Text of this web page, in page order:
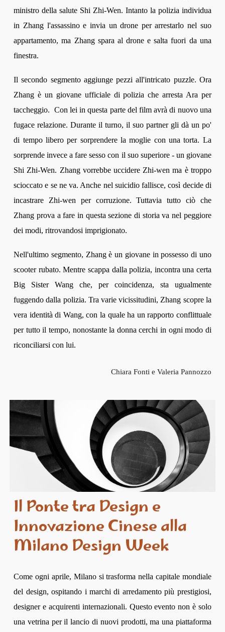
ministro della salute Shi Zhi-Wen. Intanto la polizia individua
in Zhang l'assassino e invia un drone per arrestarlo nel suo
appartamento, ma Zhang spara al drone e salta fuori da una
finestra.
Il secondo segmento aggiunge pezzi all'intricato puzzle. Ora
Zhang è un giovane ufficiale di polizia che arresta Ara per
taccheggio. Con lei in questa parte del film avrà di nuovo una
fugace relazione. Durante il turno, il suo partner gli dà un po'
di tempo libero per sorprendere la moglie con una torta. La
sorprende invece a fare sesso con il suo superiore - un giovane
Shi Zhi-Wen. Zhang vorrebbe uccidere Zhi-wen ma è troppo
scioccato e se ne va. Anche nel suicidio fallisce, così decide di
incastrare Zhi-wen per corruzione. Tuttavia tutto ciò che
Zhang prova a fare in questa sezione di storia va nel peggiore
dei modi, ritrovandosi imprigionato.
Nell'ultimo segmento, Zhang è un giovane in possesso di uno
scooter rubato. Mentre scappa dalla polizia, incontra una certa
Big Sister Wang che, per coincidenza, sta ugualmente
fuggendo dalla polizia. Tra varie vicissitudini, Zhang scopre la
vera identità di Wang, con la quale ha un rapporto conflittuale
per tutto il tempo, nonostante la donna cerchi in ogni modo di
riconciliarsi con lui.
Chiara Fonti e Valeria Pannozzo
Il Ponte tra Design e
Innovazione Cinese alla
Milano Design Week
Come ogni aprile, Milano si trasforma nella capitale mondiale
del design, ospitando i marchi di arredamento più prestigiosi,
designer e acquirenti internazionali. Questo evento non è solo
una vetrina per il lancio di nuovi prodotti, ma una piattaforma